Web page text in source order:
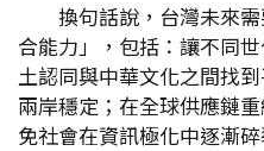
換句話說，台灣未來
合能力」，包括：讓不同
土認同與中華文化之間找
兩岸穩定；在全球供應鏈
免社會在資訊極化中逐漸碎